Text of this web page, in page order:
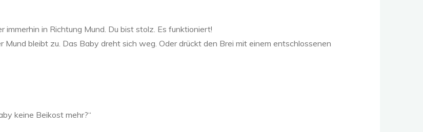
in Richtung Mund. Du bist stolz. Es funktioniert!
Mund bleibt zu. Das Baby dreht sich weg. Oder drückt den Brei mit einem entschlossenen
keine Beikost mehr?“